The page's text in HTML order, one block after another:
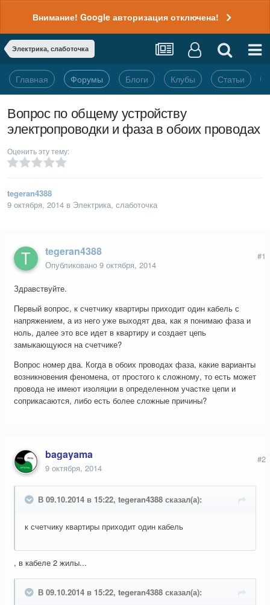
Внимание! Google авторизация отключена!
Электрика, слаботочка
Главная Форумы Блоги Клубы Статьи
Вопрос по общему устройству
электропроводки и фаза в обоих проводах
Оценить эту тему:
tegeran4388
9 октября, 2014 в Электрика, слаботочка
tegeran4388
Опубликовано 9 октября, 2014
#1
Здравствуйте.
Первый вопрос, к счетчику квартиры приходит один кабель с
напряжением, а из него уже выходят два, как я понимаю фаза и
ноль, далее это все идет в квартиру и создает цепь
замыкающуюся на счетчике?
Вопрос номер два. Когда в обоих проводах фаза, какие варианты
возникновения феномена, от простого к сложному, то есть может
провода не имеют изоляции в определенном участке цепи и
соприкасаются, либо есть более сложные причины?
bagayama
9 октября, 2014
#2
В 09.10.2014 в 15:22, tegeran4388 сказал(а):
к счетчику квартиры приходит один кабель
, в кабеле 2 жилы...
В 09.10.2014 в 15:22, tegeran4388 сказал(а):